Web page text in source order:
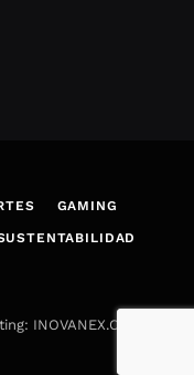
GAMING
INOVANEX.COM